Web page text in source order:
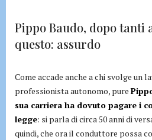
Pippo Baudo, dopo tanti
questo: assurdo
Come accade anche a chi svolge un
professionista autonomo, pure
sua carriera ha dovuto pagare i
legge: si parla di circa 50 anni di
quindi, che ora il conduttore possa